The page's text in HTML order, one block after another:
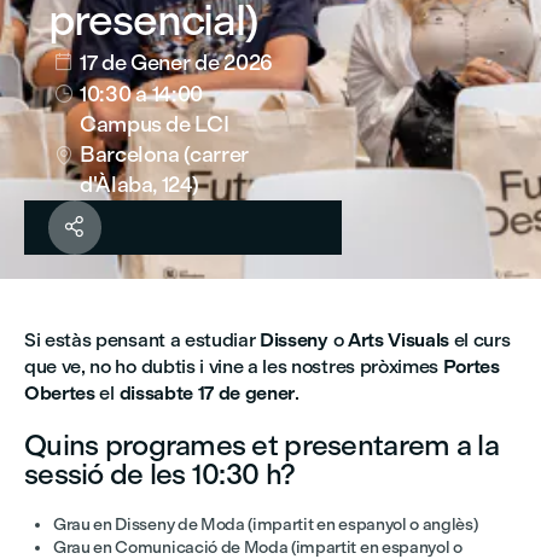
presencial)
 17 de Gener de 2026
 10:30a 14:00

Campus de LCI
Barcelona (carrer
d'Àlaba, 124)

Si estàs pensant a estudiar Disseny oArts Visuals el curs
que ve, no ho dubtis i vine a les nostres pròximes Portes
Obertesel dissabte 17 de gener.
Quins programes et presentarem a la
sessió de les 10:30 h?
Grau en Disseny de Moda (impartit en espanyol o anglès)
Grau en Comunicació de Moda (impartit en espanyol o